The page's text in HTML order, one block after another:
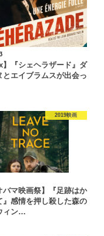
】『シェヘラザード』ダ
とエイブラムスが出会っ
2019映画
バマ映画祭】『足跡はか
』感情を押し殺した森の
ィン…